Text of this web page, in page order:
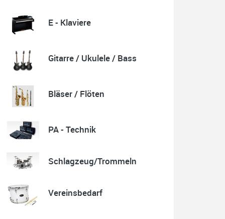
Quelle: Google-Rezension
Korrespondenz, Kommunikation und Verkauf top.
Abholung der Ware reibungslos.
Sehr zu empfehlen....
auch nah!
E - Klaviere
Gitarre / Ukulele / Bass
Bläser / Flöten
PA - Technik
Schlagzeug/Trommeln
Vereinsbedarf